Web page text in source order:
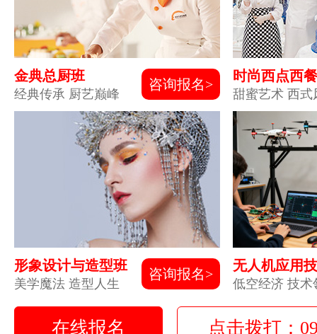
金典总厨班
经典传承 厨艺巅峰
咨询报名>
时尚西点西
甜蜜艺术 西式
形象设计与造型班
美学魔法 造型人生
咨询报名>
无人机应用
低空经济 技术
在线报名 点击拨打：